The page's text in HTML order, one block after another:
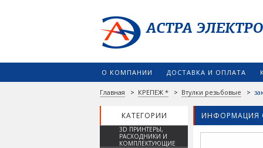
О КОМПАНИИ ДОСТАВКА И ОПЛАТА
Главная > КРЕПЕЖ * > Втулки резьбовые >
КАТЕГОРИИ ИНФОРМАЦИЯ
3D ПРИНТЕРЫ,
РАСХОДНИКИ И
КОМПЛЕКТУЮЩИЕ